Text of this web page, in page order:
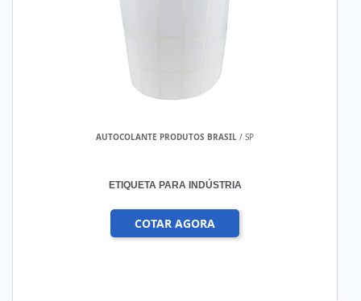
AUTOCOLANTE PRODUTOS BRASIL / SP
ETIQUETA PARA INDÚSTRIA
COTAR AGORA